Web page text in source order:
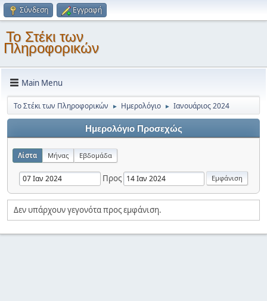
Σύνδεση Εγγραφή
Το Στέκι των
Πληροφορικών
Main Menu
Το Στέκι των Πληροφορικών ► Ημερολόγιο ► Ιανουάριος 2024
Ημερολόγιο Προσεχώς
Λίστα Μήνας Εβδομάδα
Προς
Δεν υπάρχουν γεγονότα προς εμφάνιση.